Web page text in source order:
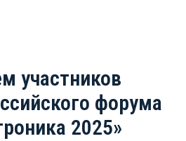
участников
форума
2025»